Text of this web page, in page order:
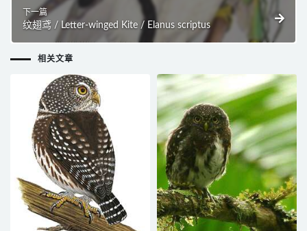
下一篇
纹翅鸢 / Letter-winged Kite / Elanus scriptus
相关文章